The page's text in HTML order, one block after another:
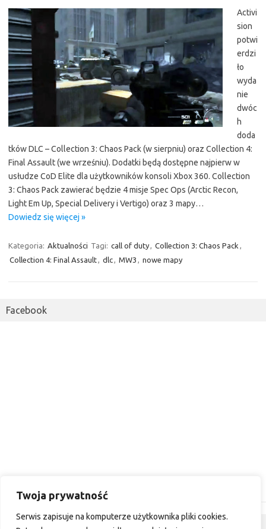
Twoja prywatność
Serwis zapisuje na komputerze użytkownika pliki cookies.
Activi
sion
potwi
erdzi
ło
wyda
nie
dwóc
h
doda
tków DLC – Collection 3: Chaos Pack (w sierpniu) oraz Collection 4:
Final Assault (we wrześniu). Dodatki będą dostępne najpierw w
usłudze CoD Elite dla użytkowników konsoli Xbox 360. Collection
3: Chaos Pack zawierać będzie 4 misje Spec Ops (Arctic Recon,
Light Em Up, Special Delivery i Vertigo) oraz 3 mapy…
Dowiedz się więcej »
Kategoria: Aktualności Tagi: call of duty Collection 3: Chaos Pack
Collection 4: Final Assault
dlc MW3 nowe mapy
Facebook
Dyskusja